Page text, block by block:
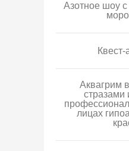
Азотное шоу
Аквагрим
стразами
лицах